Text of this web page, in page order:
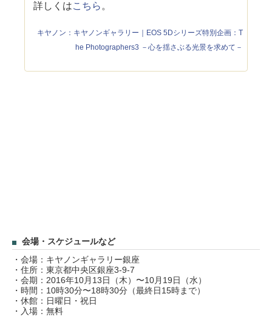
詳しくはこちら 。
キヤノン：キヤノンギャラリー｜EOS 5Dシリーズ特別企画：T
he Photographers3 －心を揺さぶる光景を求めて－
会場・スケジュールなど
・会場：キヤノンギャラリー銀座
・住所：東京都中央区銀座3-9-7
・会期：2016年10月13日（木）〜10月19日（水）
・時間：10時30分〜18時30分（最終日15時まで）
・休館：日曜日・祝日
・入場：無料